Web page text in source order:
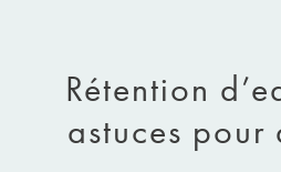
Rétention
astuces